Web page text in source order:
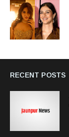
RECENT POSTS